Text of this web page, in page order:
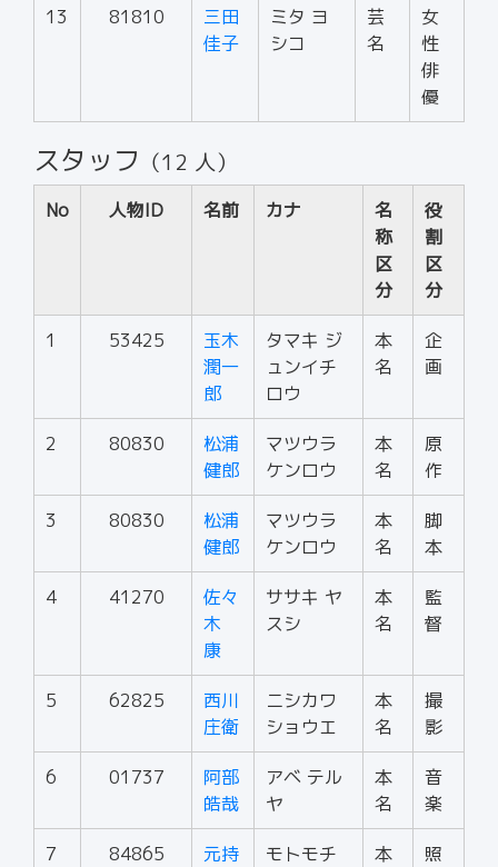
13 81810
三田
佳子
ミタ ヨ
シコ
芸
名
女
性
俳
優
スタッフ （12 人）
No 人物ID 名前 カナ
名
称
区
分
役
割
区
分
1 53425
玉木
潤一
郎
タマキ ジ
ュンイチ
ロウ
本
名
企
画
2 80830
松浦
健郎
マツウラ
ケンロウ
本
名
原
作
3 80830
松浦
健郎
マツウラ
ケンロウ
本
名
脚
本
4 41270
佐々
木
康
ササキ ヤ
スシ
本
名
監
督
5 62825
西川
庄衛
ニシカワ
ショウエ
本
名
撮
影
6 01737
阿部
皓哉
アベ テル
ヤ
本
名
音
楽
7 84865
元持
モトモチ
本
照